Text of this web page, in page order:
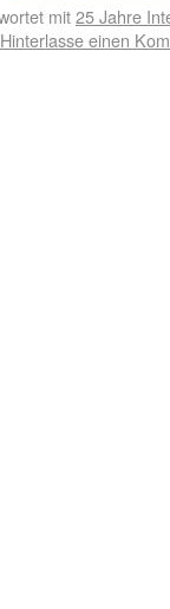
mit25 Jahre
Hinterlasse einen